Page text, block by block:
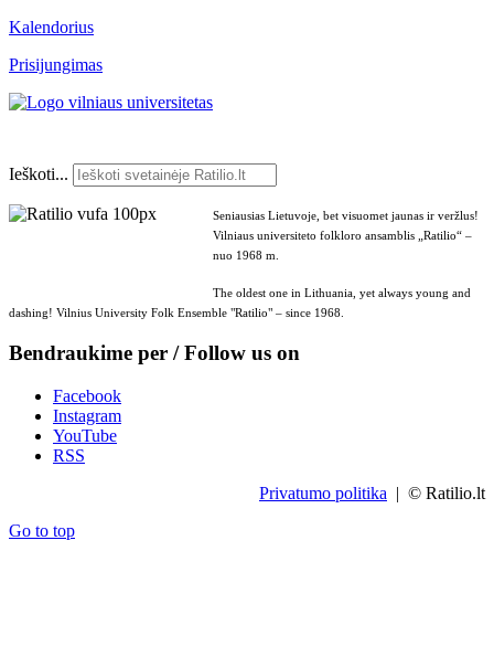
Kalendorius
Prisijungimas
Ieškoti...
Seniausias Lietuvoje, bet visuomet jaunas ir veržlus!
Vilniaus universiteto folkloro ansamblis „Ratilio“ –
nuo 1968 m.
The oldest one in Lithuania, yet always young and
dashing! Vilnius University Folk Ensemble "Ratilio" – since 1968.
Bendraukime per / Follow us on
Facebook
Instagram
YouTube
RSS
Privatumo politika | © Ratilio.lt
Go to top